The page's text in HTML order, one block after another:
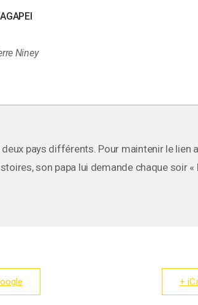
Niney
pays différents. Pour maintenir le lien
son papa lui demande chaque soir «
+